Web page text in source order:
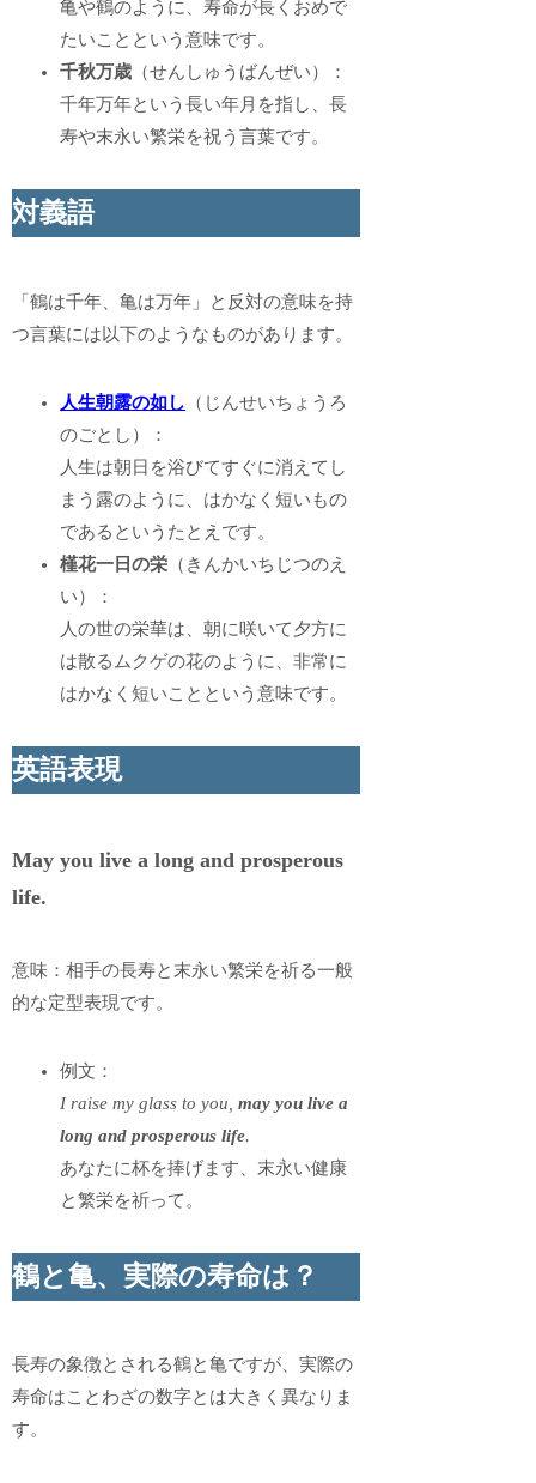
亀や鶴のように、寿命が長くおめで
たいことという意味です。
千秋万歳 （せんしゅうばんぜい）：
千年万年という長い年月を指し、長
寿や末永い繁栄を祝う言葉です。
対義語
「鶴は千年、亀は万年」と反対の意味を持
つ言葉には以下のようなものがあります。
人生朝露の如し （じんせいちょうろ
のごとし）：
人生は朝日を浴びてすぐに消えてし
まう露のように、はかなく短いもの
であるというたとえです。
槿花一日の栄 （きんかいちじつのえ
い）：
人の世の栄華は、朝に咲いて夕方に
は散るムクゲの花のように、非常に
はかなく短いことという意味です。
英語表現
May you live a long and prosperous
life.
意味：相手の長寿と末永い繁栄を祈る一般
的な定型表現です。
例文：
I raise my glass to you,may you live a
long and prosperous life.
あなたに杯を捧げます、末永い健康
と繁栄を祈って。
鶴と亀、実際の寿命は？
長寿の象徴とされる鶴と亀ですが、実際の
寿命はことわざの数字とは大きく異なりま
す。